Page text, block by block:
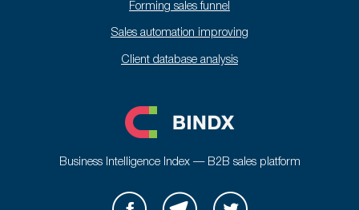
Forming sales funnel
Sales automation improving
Client database analysis
Business Intelligence Index — B2B sales platform